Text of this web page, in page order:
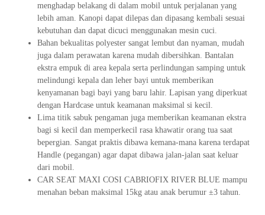
menghadap belakang di dalam mobil untuk perjalanan yang
lebih aman. Kanopi dapat dilepas dan dipasang kembali sesuai
kebutuhan dan dapat dicuci menggunakan mesin cuci.
Bahan bekualitas polyester sangat lembut dan nyaman, mudah
juga dalam perawatan karena mudah dibersihkan. Bantalan
ekstra empuk di area kepala serta perlindungan samping untuk
melindungi kepala dan leher bayi untuk memberikan
kenyamanan bagi bayi yang baru lahir. Lapisan yang diperkuat
dengan Hardcase untuk keamanan maksimal si kecil.
Lima titik sabuk pengaman juga memberikan keamanan ekstra
bagi si kecil dan memperkecil rasa khawatir orang tua saat
bepergian. Sangat praktis dibawa kemana-mana karena terdapat
Handle (pegangan) agar dapat dibawa jalan-jalan saat keluar
dari mobil.
CAR SEAT MAXI COSI CABRIOFIX RIVER BLUE mampu
menahan beban maksimal 15kg atau anak berumur ±3 tahun.